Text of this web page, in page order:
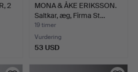
2
MONA & ÅKE ERIKSSON.
Saltkar, æg, Firma St…
19 timer
Vurdering
53 USD